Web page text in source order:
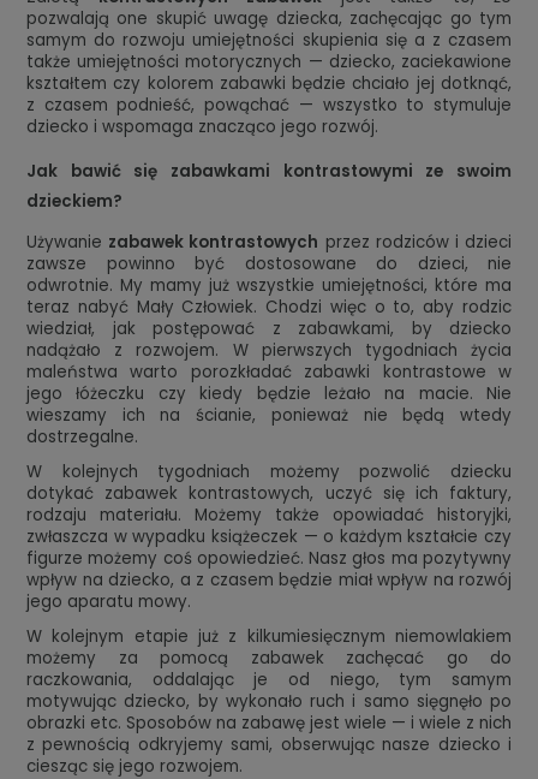
pozwalają one skupić uwagę dziecka, zachęcając go tym
samym do rozwoju umiejętności skupienia się a z czasem
także umiejętności motorycznych — dziecko, zaciekawione
kształtem czy kolorem zabawki będzie chciało jej dotknąć,
z czasem podnieść, powąchać — wszystko to stymuluje
dziecko i wspomaga znacząco jego rozwój.
Jak bawić się zabawkami kontrastowymi ze swoim
dzieckiem?
Używanie zabawek kontrastowych przez rodziców i dzieci
zawsze powinno być dostosowane do dzieci, nie
odwrotnie. My mamy już wszystkie umiejętności, które ma
teraz nabyć Mały Człowiek. Chodzi więc o to, aby rodzic
wiedział, jak postępować z zabawkami, by dziecko
nadążało z rozwojem. W pierwszych tygodniach życia
maleństwa warto porozkładać zabawki kontrastowe w
jego łóżeczku czy kiedy będzie leżało na macie. Nie
wieszamy ich na ścianie, ponieważ nie będą wtedy
dostrzegalne.
W kolejnych tygodniach możemy pozwolić dziecku
dotykać zabawek kontrastowych, uczyć się ich faktury,
rodzaju materiału. Możemy także opowiadać historyjki,
zwłaszcza w wypadku książeczek — o każdym kształcie czy
figurze możemy coś opowiedzieć. Nasz głos ma pozytywny
wpływ na dziecko, a z czasem będzie miał wpływ na rozwój
jego aparatu mowy.
W kolejnym etapie już z kilkumiesięcznym niemowlakiem
możemy za pomocą zabawek zachęcać go do
raczkowania, oddalając je od niego, tym samym
motywując dziecko, by wykonało ruch i samo sięgnęło po
obrazki etc. Sposobów na zabawę jest wiele — i wiele z nich
z pewnością odkryjemy sami, obserwując nasze dziecko i
ciesząc się jego rozwojem.